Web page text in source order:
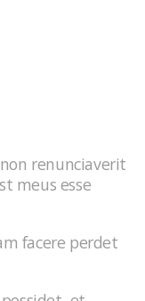
renunciaverit
meus esse
facere perdet